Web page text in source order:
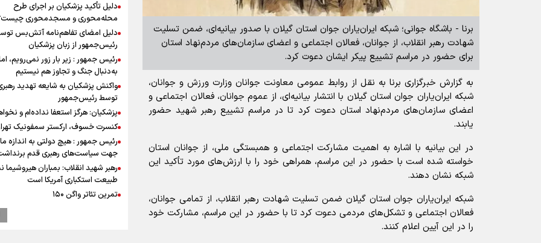
برنا - باشگاه جوانی؛ شبکه ایران‌یاران جوان استان گیلان با صدور بیانیه‌ای، ضمن تسلیت
شهادت رهبر انقلاب، از جوانان، فعالان اجتماعی و اعضای سازمان‌های مردم‌نهاد استان
برای حضور در مراسم تشییع پیکر ایشان دعوت کرد.
به گزارش خبرگزاری برنا به نقل از روابط عمومی معاونت جوانان وزارت ورزش و جوانان،
شبکه ایران‌یاران جوان استان گیلان با انتشار بیانیه‌ای، از عموم جوانان، فعالان اجتماعی و
اعضای سازمان‌های مردم‌نهاد استان دعوت کرد تا در مراسم تشییع رهبر شهید حضور
یابند.
در این بیانیه با اشاره به اهمیت مشارکت اجتماعی و همبستگی ملی، از جوانان استان
خواسته شده است با حضور در این مراسم، همراهی خود را با ارزش‌های مورد تأکید این
شبکه نشان دهند.
شبکه ایران‌یاران جوان استان گیلان ضمن تسلیت شهادت رهبر انقلاب، از تمامی جوانان،
فعالان اجتماعی و تشکل‌های مردمی دعوت کرد تا با حضور در این مراسم، مشارکت خود
را در این آیین اعلام کنند.
دلیل تأکید پزشکیان بر اجرای طرح
محله‌محوری و مسجدمحوری
دلیل امضای تفاهم‌نامه آتش‌بس
رئیس‌جمهور از زبان پزشکیان
رئیس جمهور : زیر بار زور نمی‌رویم،
به‌دنبال جنگ و تجاوز هم نیستیم
واکنش پزشکیان به شایعه تهدید
توسط رئیس‌جمهور
پزشکیان: هرگز استعفا نداده‌ام و
کنسرت خسوف، ارکستر سمفونیک
رئیس جمهور : هیچ دولتی به اندازه
جهت سیاست‌های رهبری قدم
رهبر شهید انقلاب: بمباران هیروشیما
طبیعت استکباری آمریکا است
تمرین تئاتر واگن ۱۵۰
ترامپ انگشت تهدید را به سمت